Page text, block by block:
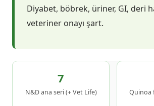
Diyabet, böbrek, üriner, GI, deri
veteriner onayı şart.
7
N&D ana seri (+ Vet Life)
Quinoa